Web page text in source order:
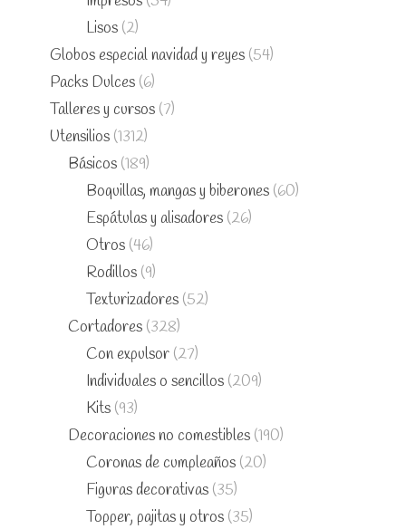
Lisos (2)
Globos especial navidad y reyes (54)
Packs Dulces (6)
Talleres y cursos (7)
Utensilios (1312)
Básicos (189)
Boquillas, mangas y biberones (60)
Espátulas y alisadores (26)
Otros (46)
Rodillos (9)
Texturizadores (52)
Cortadores (328)
Con expulsor (27)
Individuales o sencillos (209)
Kits (93)
Decoraciones no comestibles (190)
Coronas de cumpleaños (20)
Figuras decorativas (35)
Topper, pajitas y otros (35)